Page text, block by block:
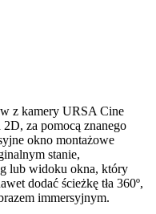
z kamery URSA Cine
za pomocą znanego
okno montażowe
stanie,
lub widoku okna, który
dodać ścieżkę tła 360º,
immersyjnym.